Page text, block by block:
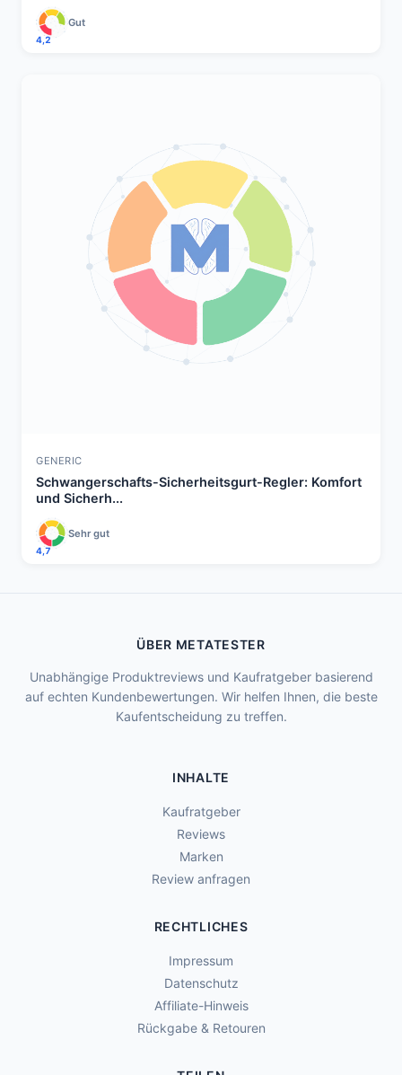
4,2
Gut
GENERIC
Schwangerschafts-Sicherheitsgurt-Regler: Komfort
und Sicherh...
4,7
Sehr gut
ÜBER METATESTER
Unabhängige Produktreviews und Kaufratgeber basierend
auf echten Kundenbewertungen. Wir helfen Ihnen, die beste
Kaufentscheidung zu treffen.
INHALTE
Kaufratgeber
Reviews
Marken
Review anfragen
RECHTLICHES
Impressum
Datenschutz
Affiliate-Hinweis
Rückgabe & Retouren